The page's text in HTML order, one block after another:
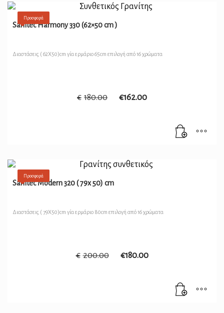
Προσφορά
Sanitec Harmony 330 (62×50 cm )
Διαστάσεις ( 62Χ50)cm γία ερμάριο 65cm επιλογή από 16 χρώματα
€ 180.00 €162.00
Προσφορά
Sanitec Modern 320 ( 79x 50) cm
Διαστάσεις ( 79Χ50)cm γία ερμάριο 80cm επιλογή από 16 χρώματα
€ 200.00 €180.00